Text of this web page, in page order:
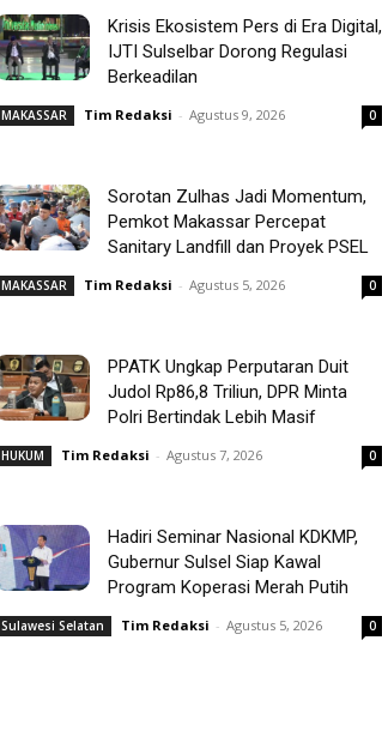
Krisis Ekosistem Pers di Era Digital,
IJTI Sulselbar Dorong Regulasi
Berkeadilan
MAKASSAR Tim Redaksi - Agustus 9, 2026 0
Sorotan Zulhas Jadi Momentum,
Pemkot Makassar Percepat
Sanitary Landfill dan Proyek PSEL
MAKASSAR Tim Redaksi - Agustus 5, 2026 0
PPATK Ungkap Perputaran Duit
Judol Rp86,8 Triliun, DPR Minta
Polri Bertindak Lebih Masif
HUKUM Tim Redaksi - Agustus 7, 2026 0
Hadiri Seminar Nasional KDKMP,
Gubernur Sulsel Siap Kawal
Program Koperasi Merah Putih
Sulawesi Selatan Tim Redaksi - Agustus 5, 2026 0